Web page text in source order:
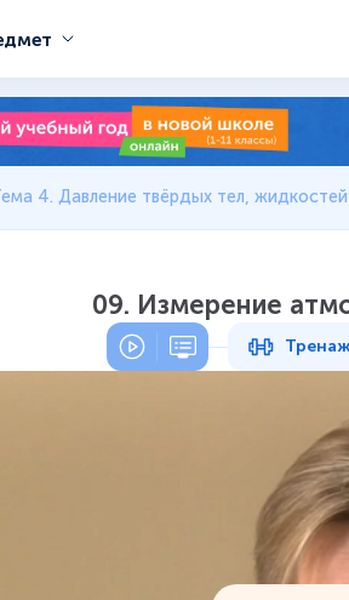
4. Давление твёрдых тел, жидкостей
09. Измерение